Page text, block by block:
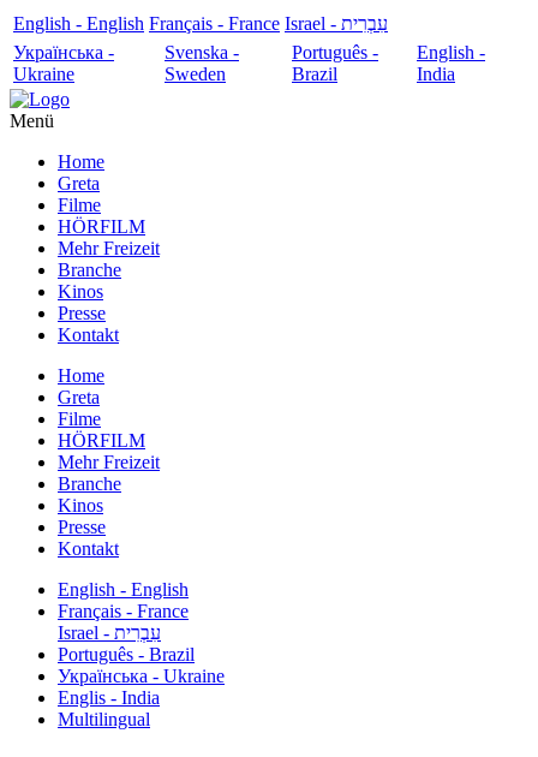
English - English Français - France
עִבְרִית - Israel
Українська -
Ukraine
Svenska -
Sweden
Português -
Brazil
English -
India
Menü
Home
Greta
Filme
HÖRFILM
Mehr Freizeit
Branche
Kinos
Presse
Kontakt
Home
Greta
Filme
HÖRFILM
Mehr Freizeit
Branche
Kinos
Presse
Kontakt
English - English
Français - France
עִבְרִית - Israel
Português - Brazil
Українська - Ukraine
Englis - India
Multilingual